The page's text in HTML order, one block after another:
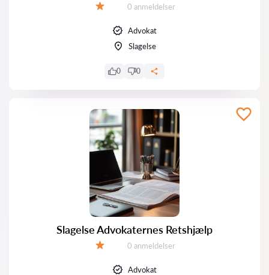
Anmeldelser:
0 anmeldelser
Advokat
Slagelse
0 0
Slagelse Advokaternes Retshjælp
Anmeldelser:
0 anmeldelser
Advokat